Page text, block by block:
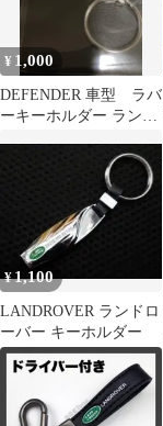
¥ 1,000
DEFENDER 車型 ラバ
ーキーホルダー ランド
¥1,100
LANDROVER ランドロ
ーバー キーホルダー